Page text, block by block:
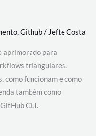
,Github/ Jefte Costa
aprimorado para
triangulares.
como funcionam e como
também como
CLI.